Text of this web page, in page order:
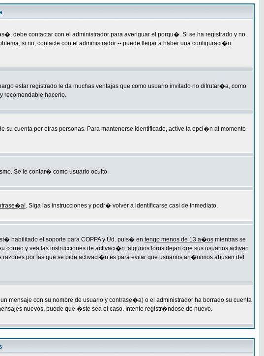
debe contactar con el administrador para averiguar el porqu�. Si se ha registrado y no
si no, contacte con el administrador -- puede llegar a haber una configuraci�n
estar registrado le da muchas ventajas que como usuario invitado no difrutar�a, como
recomendable hacerlo.
cuenta por otras personas. Para mantenerse identificado, active la opci�n al momento
Se le contar� como usuario oculto.
. Siga las instrucciones y podr� volver a identificarse casi de inmediato.
habilitado el soporte para COPPA y Ud. puls� en tengo menos de 13 a�os mientras se
y vea las instrucciones de activaci�n, algunos foros dejan que sus usuarios activen
por las que se pide activaci�n es para evitar que usuarios an�nimos abusen del
mensaje con su nombre de usuario y contrase�a) o el administrador ha borrado su cuenta
nuevos, puede que �ste sea el caso. Intente registr�ndose de nuevo.